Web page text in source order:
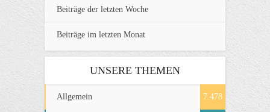
Beiträge der letzten Woche
Beiträge im letzten Monat
UNSERE THEMEN
Allgemein 7.478